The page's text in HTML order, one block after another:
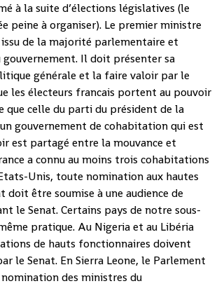
à la suite d’élections législatives (le
peine à organiser). Le premier ministre
de la majorité parlementaire et
Il doit présenter sa
générale et la faire valoir par le
les électeurs francais portent au pouvoir
que celle du parti du président de la
gouvernement de cohabitation qui est
est partagé entre la mouvance et
a connu au moins trois cohabitations
Unis, toute nomination aux hautes
doit être soumise à une audience de
le Senat. Certains pays de notre sous-
pratique. Au Nigeria et au Libéria
de hauts fonctionnaires doivent
le Senat. En Sierra Leone, le Parlement
des ministres du